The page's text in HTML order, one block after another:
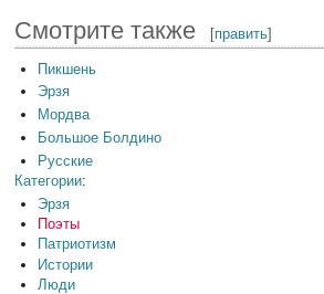
Смотрите также [править]
Пикшень
Эрзя
Мордва
Большое Болдино
Русские
Категории:
Эрзя
Поэты
Патриотизм
Истории
Люди